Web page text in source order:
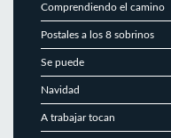
Comprendiendo el camino
Postales a los 8 sobrinos
Se puede
Navidad
A trabajar tocan